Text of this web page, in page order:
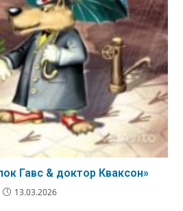
Гавс & доктор Кваксон»
13.03.2026